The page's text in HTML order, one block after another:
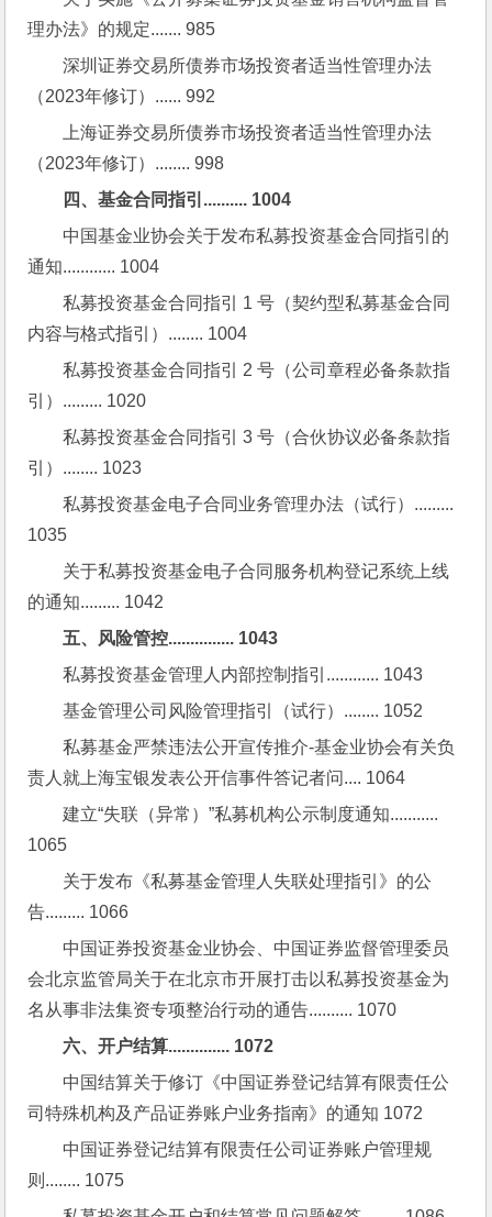
理办法》的规定....... 985
深圳证券交易所债券市场投资者适当性管理办法
（2023年修订）...... 992
上海证券交易所债券市场投资者适当性管理办法
（2023年修订）........ 998
四、基金合同指引.......... 1004
中国基金业协会关于发布私募投资基金合同指引的
通知............ 1004
私募投资基金合同指引 1 号（契约型私募基金合同
内容与格式指引）........ 1004
私募投资基金合同指引 2 号（公司章程必备条款指
引）......... 1020
私募投资基金合同指引 3 号（合伙协议必备条款指
引）........ 1023
私募投资基金电子合同业务管理办法（试行）.........
1035
关于私募投资基金电子合同服务机构登记系统上线
的通知......... 1042
五、风险管控............... 1043
私募投资基金管理人内部控制指引............ 1043
基金管理公司风险管理指引（试行）........ 1052
私募基金严禁违法公开宣传推介-基金业协会有关负
责人就上海宝银发表公开信事件答记者问.... 1064
建立“失联（异常）”私募机构公示制度通知...........
1065
关于发布《私募基金管理人失联处理指引》的公
告......... 1066
中国证券投资基金业协会、中国证券监督管理委员
会北京监管局关于在北京市开展打击以私募投资基金为
名从事非法集资专项整治行动的通告.......... 1070
六、开户结算.............. 1072
中国结算关于修订《中国证券登记结算有限责任公
司特殊机构及产品证券账户业务指南》的通知 1072
中国证券登记结算有限责任公司证券账户管理规
则........ 1075